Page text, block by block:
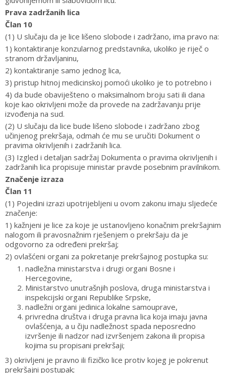
Prava zadržanih lica
Član 10
(1) U slučaju da je lice lišeno slobode i zadržano, ima pravo na:
1) kontaktiranje konzularnog predstavnika, ukoliko je riječ o
stranom državljaninu,
2) kontaktiranje samo jednog lica,
3) pristup hitnoj medicinskoj pomoći ukoliko je to potrebno i
4) da bude obaviješteno o maksimalnom broju sati ili dana
koje kao okrivljeni može da provede na zadržavanju prije
izvođenja na sud.
(2) U slučaju da lice bude lišeno slobode i zadržano zbog
učinjenog prekršaja, odmah će mu se uručiti Dokument o
pravima okrivljenih i zadržanih lica.
(3) Izgled i detaljan sadržaj Dokumenta o pravima okrivljenih i
zadržanih lica propisuje ministar pravde posebnim pravilnikom.
Značenje izraza
Član 11
(1) Pojedini izrazi upotrijebljeni u ovom zakonu imaju sljedeće
značenje:
1) kažnjeni je lice za koje je ustanovljeno konačnim prekršajnim
nalogom ili pravosnažnim rješenjem o prekršaju da je
odgovorno za određeni prekršaj;
2) ovlašćeni organi za pokretanje prekršajnog postupka su:
nadležna ministarstva i drugi organi Bosne i
Hercegovine,
Ministarstvo unutrašnjih poslova, druga ministarstva i
inspekcijski organi Republike Srpske,
nadležni organi jedinica lokalne samouprave,
privredna društva i druga pravna lica koja imaju javna
ovlašćenja, a u čiju nadležnost spada neposredno
izvršenje ili nadzor nad izvršenjem zakona ili propisa
kojima su propisani prekršaji;
3) okrivljeni je pravno ili fizičko lice protiv kojeg je pokrenut
prekršajni postupak;